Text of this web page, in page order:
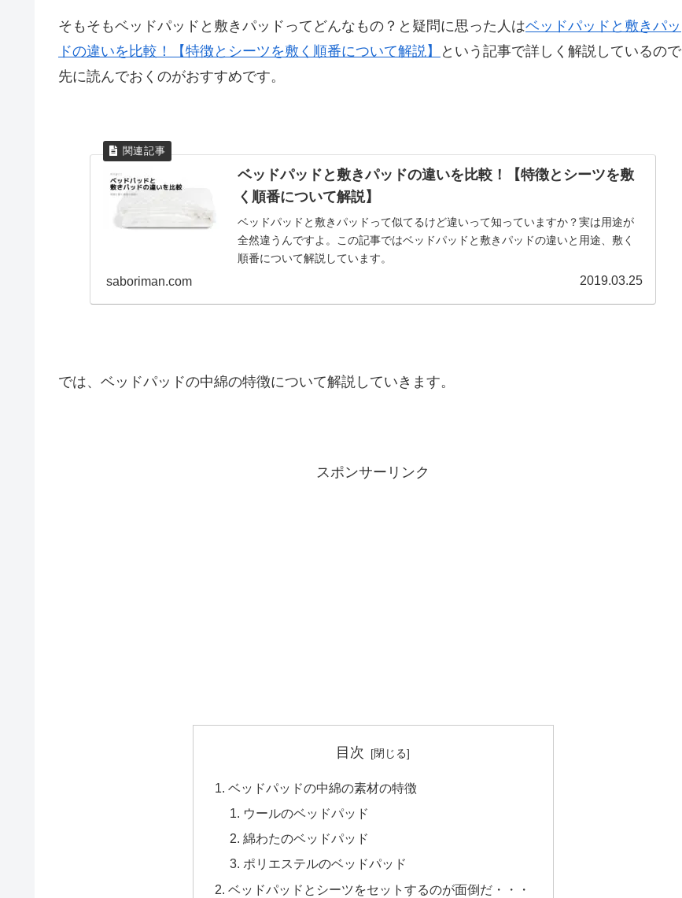
そもそもベッドパッドと敷きパッドってどんなもの？と疑問に思った人はベッドパッドと敷きパッ
ドの違いを比較！【特徴とシーツを敷く順番について解説】
という記事で詳しく解説しているので
先に読んでおくのがおすすめです。
ベッドパッドと敷きパッドの違いを比較！【特徴とシーツを敷
く順番について解説】
ベッドパッドと敷きパッドって似てるけど違いって知っていますか？実は用途が
全然違うんですよ。この記事ではベッドパッドと敷きパッドの違いと用途、敷く
順番について解説しています。
saboriman.com 2019.03.25
では、ベッドパッドの中綿の特徴について解説していきます。
スポンサーリンク
目次
ベッドパッドの中綿の素材の特徴
ウールのベッドパッド
綿わたのベッドパッド
ポリエステルのベッドパッド
ベッドパッドとシーツをセットするのが面倒だ・・・